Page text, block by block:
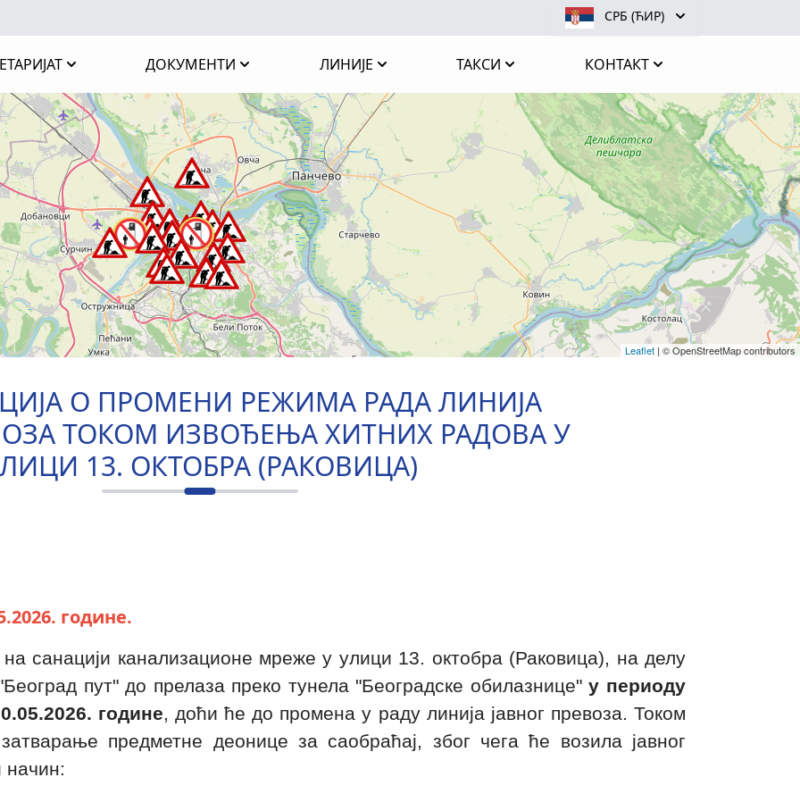
СРБ (ЋИР)
ДОКУМЕНТИ ЛИНИЈЕ ТАКСИ КОНТАКТ
Leaflet | © OpenStreetMap contributors
О ПРОМЕНИ РЕЖИМА РАДА ЛИНИЈА
ТОКОМ ИЗВОЂЕЊА ХИТНИХ РАДОВА У
13. ОКТОБРА (РАКОВИЦА)
године.
санацији канализационе мреже у улици 13. октобра (Раковица), на делу
пут" до прелаза преко тунела "Београдске обилазнице"у периоду
године, доћи ће до промена у раду линија јавног превоза. Током
предметне деонице за саобраћај, због чега ће возила јавног
начин: